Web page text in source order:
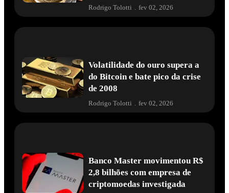
Rodrigo Tolotti . fev 02, 2026
Volatilidade do ouro supera a
do Bitcoin e bate pico da crise
de 2008
Rodrigo Tolotti . fev 02, 2026
Banco Master movimentou R$
2,8 bilhões com empresa de
criptomoedas investigada